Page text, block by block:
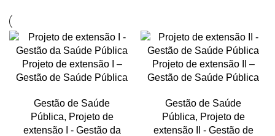
Projeto de extensão I –
Gestão de Saúde Pública
Gestão de Saúde
Pública, Projeto de
extensão I - Gestão da
Projeto de extensão II –
Gestão de Saúde Pública
Gestão de Saúde
Pública, Projeto de
extensão II - Gestão de